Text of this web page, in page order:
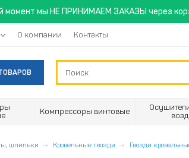
момент мы НЕ ПРИНИМАЕМ ЗАКАЗЫ через
О компании Контакты
Компрессоры винтовые
шпильки Кровельные гвозди Гвозди